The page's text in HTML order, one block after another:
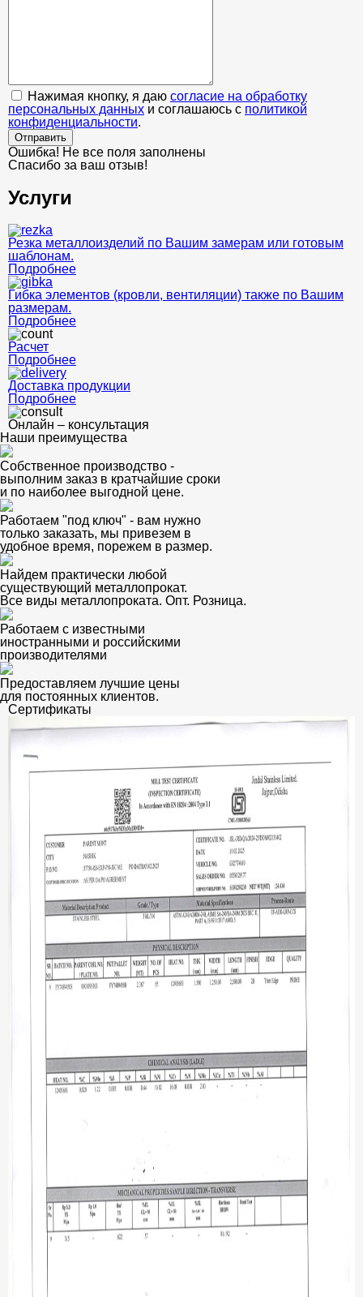
Нажимая кнопку, я даю согласие на обработку
персональных данных и соглашаюсь с политикой
конфиденциальности.
Отправить
Ошибка! Не все поля заполнены
Спасибо за ваш отзыв!
Услуги
Резка металлоизделий по Вашим замерам или готовым
шаблонам.
Подробнее
Гибка элементов (кровли, вентиляции) также по Вашим
размерам.
Подробнее
Расчет
Подробнее
Доставка продукции
Подробнее
Онлайн – консультация
Наши преимущества
Собственное производство -
выполним заказ в кратчайшие сроки
и по наиболее выгодной цене.
Работаем "под ключ" - вам нужно
только заказать, мы привезем в
удобное время, порежем в размер.
Найдем практически любой
существующий металлопрокат.
Все виды металлопроката. Опт. Розница.
Работаем с известными
иностранными и российскими
производителями
Предоставляем лучшие цены
для постоянных клиентов.
Сертификаты